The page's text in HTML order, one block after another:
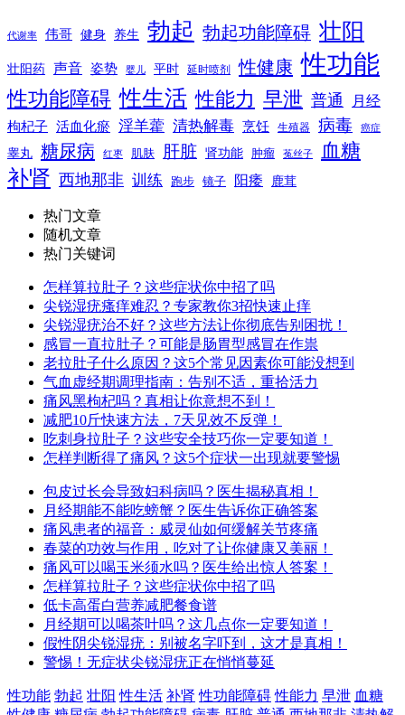
代谢率 伟哥 健身 养生 勃起 勃起功能障碍 壮阳
壮阳药 声音 姿势 婴儿 平时 延时喷剂 性健康 性功能
性功能障碍 性生活 性能力 早泄 普通 月经
枸杞子 活血化瘀 淫羊藿 清热解毒 烹饪 生殖器 病毒 癌症
睾丸 糖尿病 红枣 肌肤 肝脏 肾功能 肿瘤 菟丝子 血糖
补肾 西地那非 训练 跑步 镜子 阳痿 鹿茸
热门文章
随机文章
热门关键词
怎样算拉肚子？这些症状你中招了吗
尖锐湿疣瘙痒难忍？专家教你3招快速止痒
尖锐湿疣治不好？这些方法让你彻底告别困扰！
感冒一直拉肚子？可能是肠胃型感冒在作祟
老拉肚子什么原因？这5个常见因素你可能没想到
气血虚经期调理指南：告别不适，重拾活力
痛风黑枸杞吗？真相让你意想不到！
减肥10斤快速方法，7天见效不反弹！
吃刺身拉肚子？这些安全技巧你一定要知道！
怎样判断得了痛风？这5个症状一出现就要警惕
包皮过长会导致妇科病吗？医生揭秘真相！
月经期能不能吃螃蟹？医生告诉你正确答案
痛风患者的福音：威灵仙如何缓解关节疼痛
春菜的功效与作用，吃对了让你健康又美丽！
痛风可以喝玉米须水吗？医生给出惊人答案！
怎样算拉肚子？这些症状你中招了吗
低卡高蛋白营养减肥餐食谱
月经期可以喝茶叶吗？这几点你一定要知道！
假性阴尖锐湿疣：别被名字吓到，这才是真相！
警惕！无症状尖锐湿疣正在悄悄蔓延
性功能 勃起 壮阳 性生活 补肾 性功能障碍 性能力 早泄 血糖